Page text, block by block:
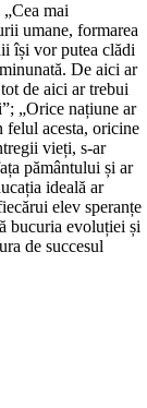
mai
umane, formarea
își vor putea clădi
De aici ar
de aici ar trebui
„Orice națiune ar
felul acesta, oricine
vieți, s-ar
pământului și ar
ideală ar
elev speranțe
bucuria evoluției și
de succesul